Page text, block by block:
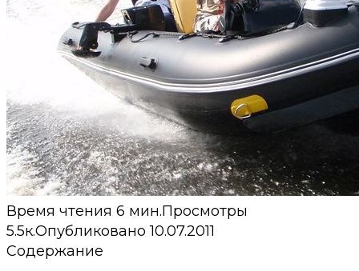
Время чтения 6 мин.Просмотры
5.5к.Опубликовано 10.07.2011
Содержание